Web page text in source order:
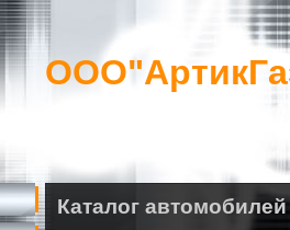
Каталог